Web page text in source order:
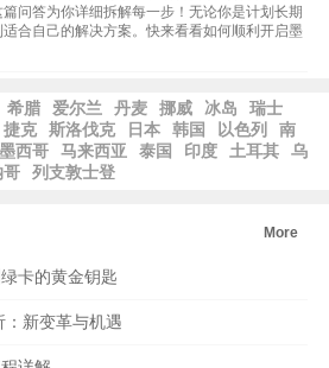
问答为你详细拆解每一步！无论你是计划长期
合自己的解决方案。快来看看如何顺利开启墨
希腊 爱尔兰 丹麦 挪威 冰岛
瑞士
捷克 斯洛伐克 日本 韩国 以色列
南
墨西哥 马来西亚 泰国 印度 土耳其
乌
哥 列支敦士登
More
卡的黄金钥匙
新变革与机遇